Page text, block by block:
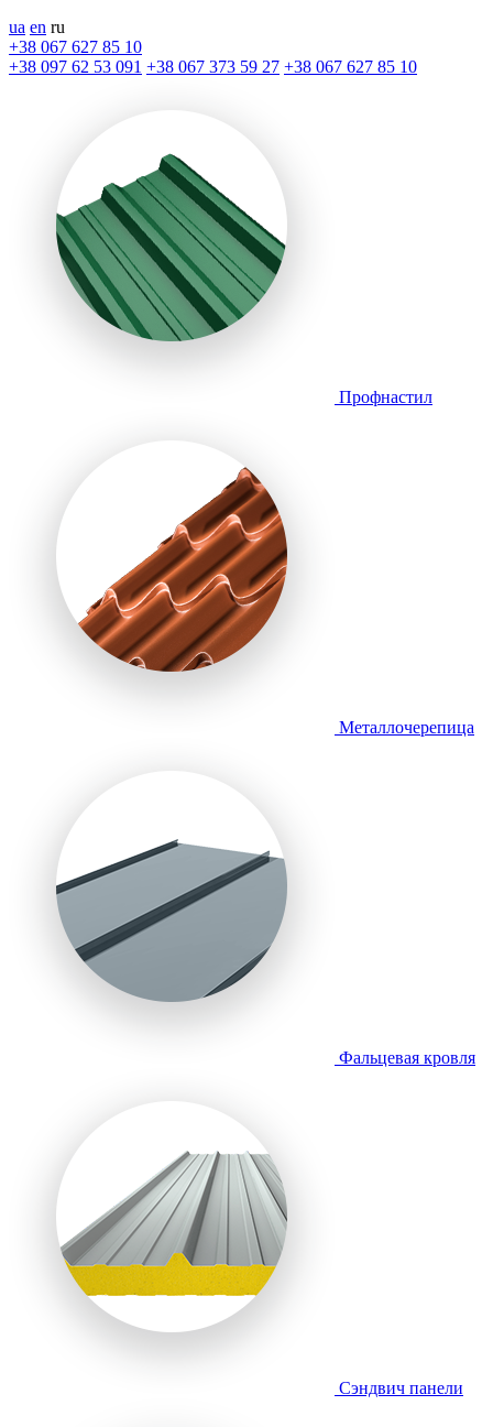
ua en ru
+38 067 627 85 10
+38 097 62 53 091 +38 067 373 59 27 +38 067 627 85 10
Профнастил
Металлочерепица
Фальцевая кровля
Сэндвич панели